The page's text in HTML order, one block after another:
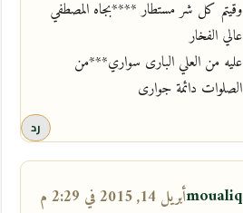
وقيتم كل شر مستطار ****بجاه المصطفي
عالي الفخار
عليه من العلي البارى سواري***من
الصلوات دائمة جوارى
رد
moualiqأبريل 14, 2015 في 2:29 م